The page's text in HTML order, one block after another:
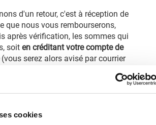
cookies
d'un retour, c'est à réception de
que nous vous rembourserons,
après vérification, les sommes qui
soit en créditant votre compte de
(vous serez alors avisé par courrier
avez utilisé une carte bancaire à
payé par virement.
situations, notre seul objectif est